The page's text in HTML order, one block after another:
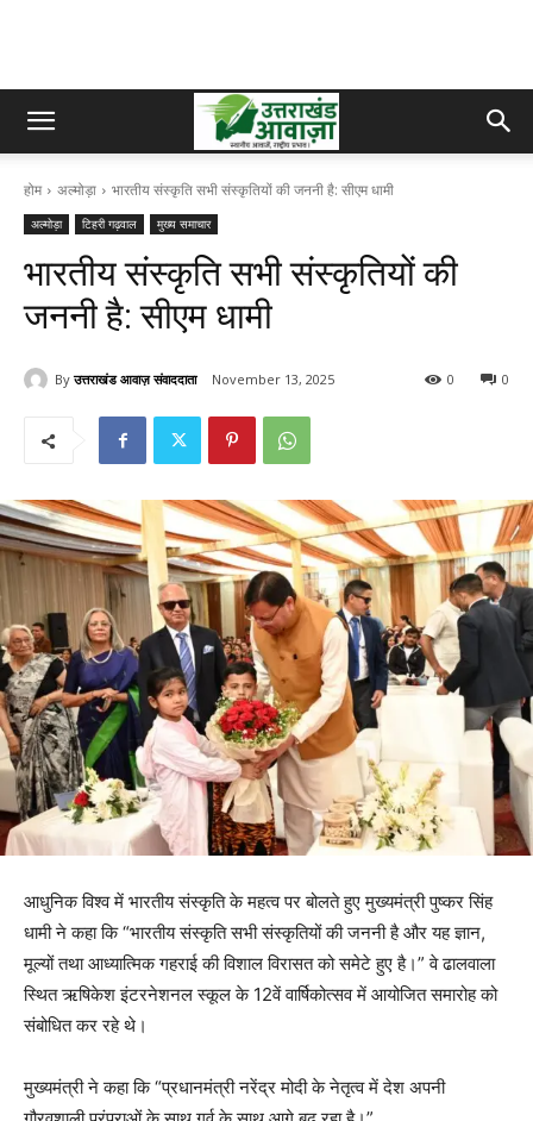
होम अल्मोड़ा भारतीय संस्कृति सभी संस्कृतियों की जननी है: सीएम धामी
अल्मोड़ा टिहरी गढ़वाल मुख्य समाचार
भारतीय संस्कृति सभी संस्कृतियों की
जननी है: सीएम धामी
By उत्तराखंड आवाज़ संवाददाता November 13, 2025 0
0
आधुनिक विश्व में भारतीय संस्कृति के महत्व पर बोलते हुए मुख्यमंत्री पुष्कर सिंह
धामी ने कहा कि “भारतीय संस्कृति सभी संस्कृतियों की जननी है और यह ज्ञान,
मूल्यों तथा आध्यात्मिक गहराई की विशाल विरासत को समेटे हुए है।” वे ढालवाला
स्थित ऋषिकेश इंटरनेशनल स्कूल के 12वें वार्षिकोत्सव में आयोजित समारोह को
संबोधित कर रहे थे।
मुख्यमंत्री ने कहा कि “प्रधानमंत्री नरेंद्र मोदी के नेतृत्व में देश अपनी